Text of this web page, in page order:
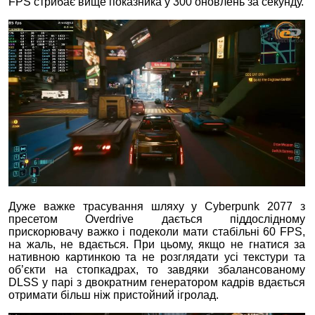
Дуже важке трасування шляху у Cyberpunk 2077 з
пресетом Overdrive дається піддослідному
прискорювачу важко і подеколи мати стабільні 60 FPS,
на жаль, не вдається. При цьому, якщо не гнатися за
нативною картинкою та не розглядати усі текстури та
об’єкти на стопкадрах, то завдяки збалансованому
DLSS у парі з двократним генератором кадрів вдається
отримати більш ніж пристойний ігролад.